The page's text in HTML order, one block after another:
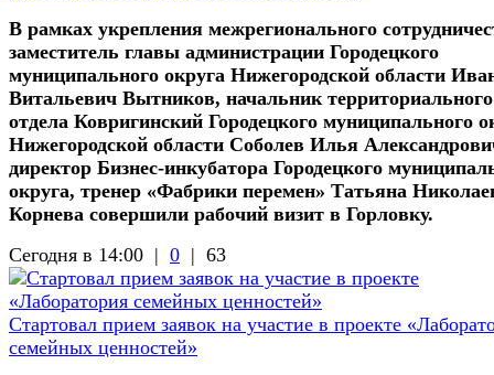
В рамках укрепления межрегионального
заместитель главы администрации Городецкого
муниципального округа Нижегородской области
Витальевич Вытников, начальник территориального
отдела Ковригинский Городецкого муниципального
Нижегородской области Соболев Илья
директор Бизнес-инкубатора Городецкого
округа, тренер «Фабрики перемен» Татьяна
Корнева совершили рабочий визит в Горловку.
Сегодня в 14:00 | 0 | 63
Стартовал прием заявок на участие в проекте
семейных ценностей»